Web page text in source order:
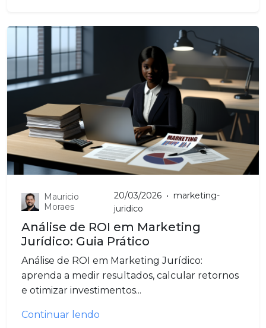
Mauricio
Moraes
20/03/2026 • marketing-
juridico
Análise de ROI em Marketing
Jurídico: Guia Prático
Análise de ROI em Marketing Jurídico:
aprenda a medir resultados, calcular retornos
e otimizar investimentos...
Continuar lendo